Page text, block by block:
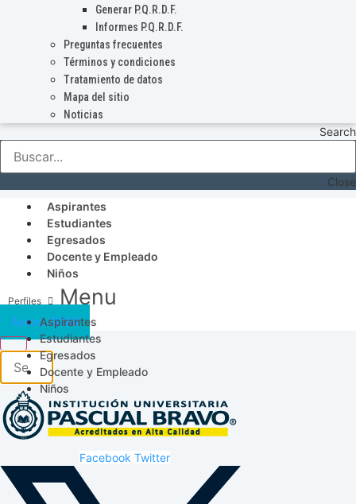
Generar P.Q.R.D.F.
Informes P.Q.R.D.F.
Preguntas frecuentes
Términos y condiciones
Tratamiento de datos
Mapa del sitio
Noticias
Search
Close
Aspirantes
Estudiantes
Egresados
Docente y Empleado
Niños
Menu
Aspirantes
Estudiantes
Egresados
Docente y Empleado
Niños
Acceso SICAU
Facebook Twitter